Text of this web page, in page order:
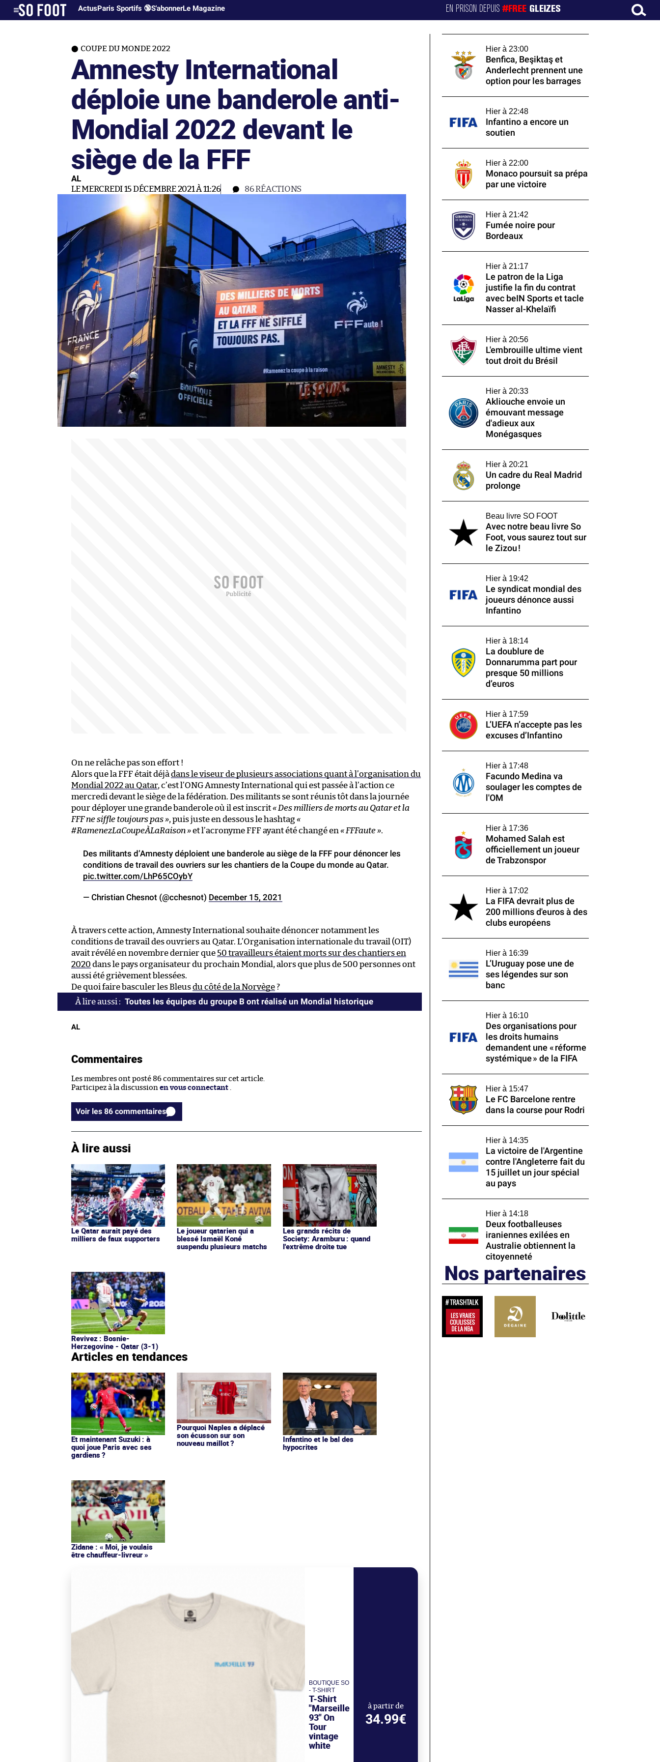
ActusParis Sportifs 🔞S'abonnerLe Magazine EN PRISON DEPUIS#FREE GLEIZES
COUPE DU MONDE 2022
Amnesty International
déploie une banderole anti-
Mondial 2022 devant le
siège de la FFF
AL
LE MERCREDI 15 DÉCEMBRE 2021 À 11:26 86RÉACTIONS
On ne relâche pas son effort !
Alors que la FFF était déjà dans le viseur de plusieurs associations quant à l’organisation du
Mondial 2022 au Qatar, c’est l’ONG Amnesty International qui est passée à l’action ce
mercredi devant le siège de la fédération. Des militants se sont réunis tôt dans la journée
pour déployer une grande banderole où il est inscrit« Des milliers de morts au Qatar et la
FFF ne siffle toujours pas », puis juste en dessous le hashtag «
#RamenezLaCoupeÀLaRaison »et l’acronyme FFF ayant été changé en « FFFaute ».
Des militants d’Amnesty déploient une banderole au siège de la FFF pour dénoncer les
conditions de travail des ouvriers sur les chantiers de la Coupe du monde au Qatar.
pic.twitter.com/LhP65COybY
— Christian Chesnot (@cchesnot) December 15, 2021
À travers cette action, Amnesty International souhaite dénoncer notamment les
conditions de travail des ouvriers au Qatar. L’Organisation internationale du travail (OIT)
avait révélé en novembre dernier que 50 travailleurs étaient morts sur des chantiers en
2020 dans le pays organisateur du prochain Mondial, alors que plus de 500 personnes ont
aussi été grièvement blessées.
De quoi faire basculer les Bleusdu côté de la Norvège?
Toutes les équipes du groupe B ont réalisé un Mondial historique
AL
Commentaires
Les membres ont posté 86 commentaires sur cet article.
Participez à la discussion en vous connectant .
Voir les 86 commentaires
À lire aussi
Le Qatar aurait payé des
milliers de faux supporters
Le joueur qatarien qui a
blessé Ismaël Koné
suspendu plusieurs matchs
Les grands récits de
Society: Aramburu : quand
l'extrême droite tue
Revivez : Bosnie-
Herzegovine - Qatar (3-1)
Articles en tendances
Et maintenant Suzuki : à
quoi joue Paris avec ses
gardiens ?
Pourquoi Naples a déplacé
son écusson sur son
nouveau maillot ?
Infantino et le bal des
hypocrites
Zidane : « Moi, je voulais
être chauffeur-livreur »
BOUTIQUE SO
- T-SHIRT
T-Shirt
"Marseille
93" On
Tour
vintage
white
à partir de
34.99€
Hier à 23:00
Benfica, Beşiktaş et
Anderlecht prennent une
option pour les barrages
Hier à 22:48
Infantino a encore un
soutien
Hier à 22:00
Monaco poursuit sa prépa
par une victoire
Hier à 21:42
Fumée noire pour
Bordeaux
Hier à 21:17
Le patron de la Liga
justifie la fin du contrat
avec beIN Sports et tacle
Nasser al-Khelaïfi
Hier à 20:56
L'embrouille ultime vient
tout droit du Brésil
Hier à 20:33
Akliouche envoie un
émouvant message
d'adieux aux
Monégasques
Hier à 20:21
Un cadre du Real Madrid
prolonge
Beau livre SO FOOT
Avec notre beau livre So
Foot, vous saurez tout sur
le Zizou !
Hier à 19:42
Le syndicat mondial des
joueurs dénonce aussi
Infantino
Hier à 18:14
La doublure de
Donnarumma part pour
presque 50 millions
d’euros
Hier à 17:59
L’UEFA n’accepte pas les
excuses d’Infantino
Hier à 17:48
Facundo Medina va
soulager les comptes de
l'OM
Hier à 17:36
Mohamed Salah est
officiellement un joueur
de Trabzonspor
Hier à 17:02
La FIFA devrait plus de
200 millions d'euros à des
clubs européens
Hier à 16:39
L’Uruguay pose une de
ses légendes sur son
banc
Hier à 16:10
Des organisations pour
les droits humains
demandent une « réforme
systémique » de la FIFA
Hier à 15:47
Le FC Barcelone rentre
dans la course pour Rodri
Hier à 14:35
La victoire de l'Argentine
contre l'Angleterre fait du
15 juillet un jour spécial
au pays
Hier à 14:18
Deux footballeuses
iraniennes exilées en
Australie obtiennent la
citoyenneté
Nos partenaires